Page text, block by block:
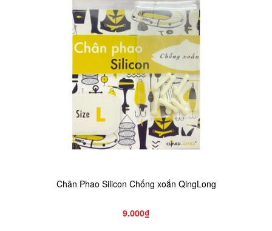
Chân Phao Silicon Chống xoắn QingLong
9.000₫